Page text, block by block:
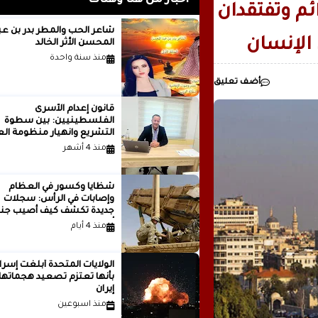
للذكاء
..بقلم ..مصطفى عبدالملك
وتفتقدان
أضف تعليق
شاعر الحب والمطر بدر
المحسن الأثر الخالد
منذ سنة واحدة
قانون إعدام الأسرى
الفلسطينيين: بين سطوة
التشريع وانهيار منظومة
الدولية...بقلم الدكتور وسيم
منذ 4 أشهر
شظايا وكسور في العظام
وإصابات في الرأس: سجلات
جديدة تكشف كيف أصيب
أمريكيون في الحرب الإيرانية
منذ 4 أيام
الولايات المتحدة أبلغت
بأنها تعتزم تصعيد
إيران
منذ اسبوعين